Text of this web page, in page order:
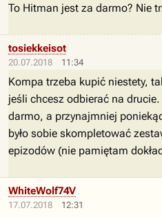
To Hitman jest za darmo? Nie
20.07.2018 11:34
tosiekkeisot
Kompa trzeba kupić niestety,
jeśli chcesz odbierać na
darmo, a przynajmniej
było sobie skompletować
epizodów (nie pamiętam
17.07.2018 12:31
WhiteWolf74V